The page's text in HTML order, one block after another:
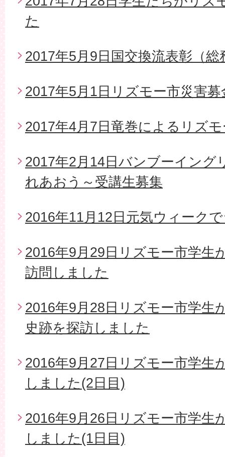
た
2017年5月9日国交換流表彰（総
2017年5月1日リズモー市災害
2017年4月7日竜巻によるリズ
2017年2月14日バンブーイング
れあおう～受講生募集
2016年11月12日元気ウィーク
2016年9月29日リズモー市学生
訪問しました
2016年9月28日リズモー市学生
史跡を探訪しました
2016年9月27日リズモー市学生
しました(2日目)
2016年9月26日リズモー市学生
しました(1日目)